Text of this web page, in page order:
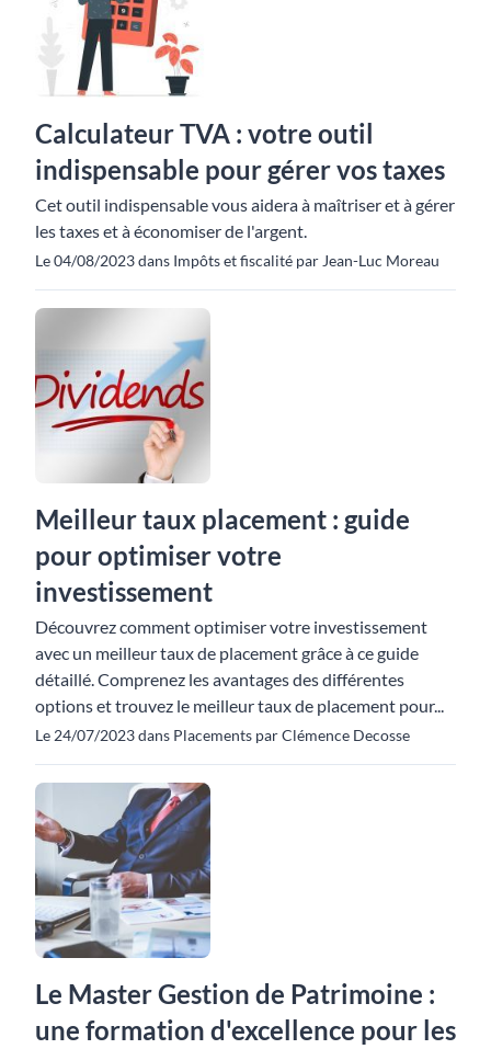
Calculateur TVA : votre outil
indispensable pour gérer vos taxes
Cet outil indispensable vous aidera à maîtriser et à gérer
les taxes et à économiser de l'argent.
Le 04/08/2023 dans Impôts et fiscalité par Jean-Luc Moreau
Meilleur taux placement : guide
pour optimiser votre
investissement
Découvrez comment optimiser votre investissement
avec un meilleur taux de placement grâce à ce guide
détaillé. Comprenez les avantages des différentes
options et trouvez le meilleur taux de placement pour...
Le 24/07/2023 dans Placements par Clémence Decosse
Le Master Gestion de Patrimoine :
une formation d'excellence pour les